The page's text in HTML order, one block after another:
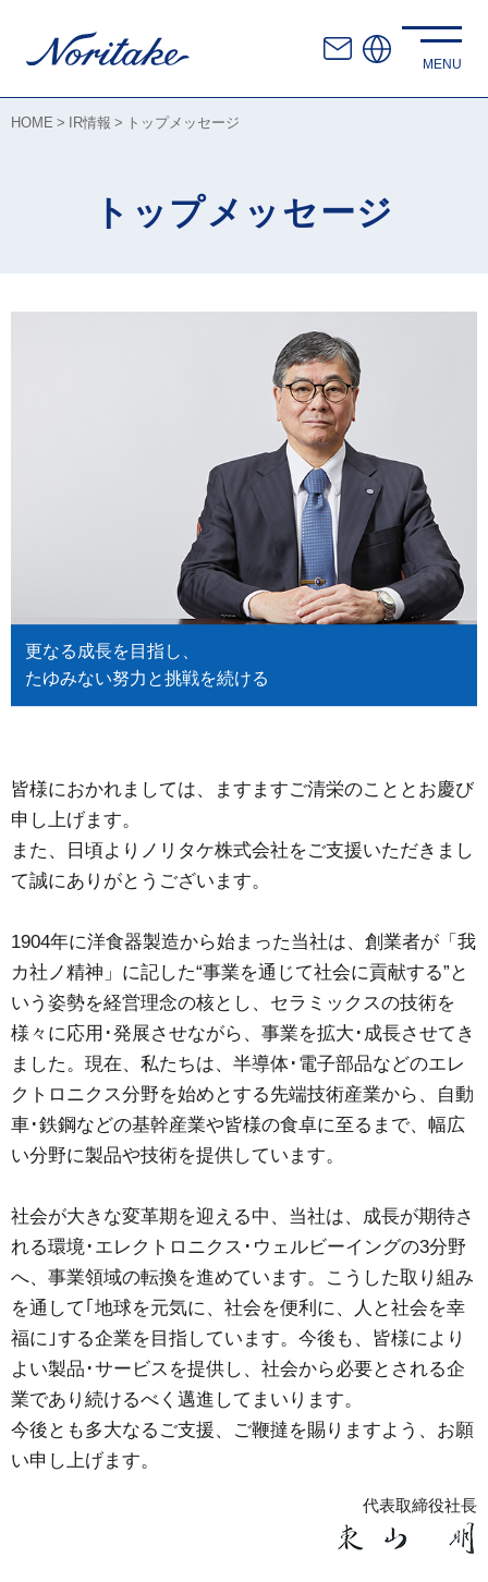
HOME IR情報 トップメッセージ
トップメッセージ
更なる成長を目指し、
たゆみない努力と挑戦を続ける
皆様におかれましては、ますますご清栄のこととお慶び
申し上げます。
また、日頃よりノリタケ株式会社をご支援いただきまし
て誠にありがとうございます。
1904年に洋食器製造から始まった当社は、創業者が「我
カ社ノ精神」に記した“事業を通じて社会に貢献する”と
いう姿勢を経営理念の核とし、セラミックスの技術を
様々に応用･発展させながら、事業を拡大･成長させてき
ました。現在、私たちは、半導体･電子部品などのエレ
クトロニクス分野を始めとする先端技術産業から、自動
車･鉄鋼などの基幹産業や皆様の食卓に至るまで、幅広
い分野に製品や技術を提供しています。
社会が大きな変革期を迎える中、当社は、成長が期待さ
れる環境･エレクトロニクス･ウェルビーイングの3分野
へ、事業領域の転換を進めています。こうした取り組み
を通して｢地球を元気に、社会を便利に、人と社会を幸
福に｣する企業を目指しています。今後も、皆様により
よい製品･サービスを提供し、社会から必要とされる企
業であり続けるべく邁進してまいります。
今後とも多大なるご支援、ご鞭撻を賜りますよう、お願
い申し上げます。
代表取締役社長